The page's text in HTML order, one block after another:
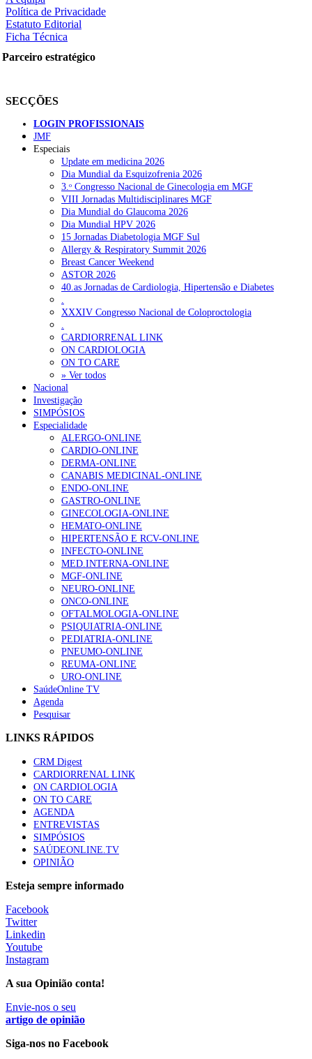
Partilhe nas redes sociais:
NOTÍCIAS RECENTES
Mais de 400 utentes beneficiaram de comparticipação reforçada
para tratamentos de infertilidade na Madeira
Sindicato acusa ULS São João de negar direitos de parentalidade
aos médicos 6 de Agosto, 2026
Sindicato critica exclusão dos técnicos na criação de novo curso
de emergência pré-hospitalar 6 de Agosto, 2026
Plataforma criada por estudantes apoia famílias após diagnóstico
de demência
ULS Alto Alentejo e IPO de Lisboa reforçam cooperação em
Oncologia, formação e investigação
NOTÍCIAS MAIS LIDAS
Enfermagem Forense. “Da urgência ao tribunal, cada
gesto conta e cada profissional faz a diferença”
202 visualizações
Alguns milhares de utentes podem ficar sem médico de
família com nova regras do registo, alerta associação
175 visualizações
Quase quatro em cada dez doentes com enfarte
apresentavam níveis elevados de Lp(a), revela estudo
86 visualizações
“Os programas de rastreio do cancro do pulmão são
custo-efetivos e representam um investimento
sustentável para os sistemas de saúde”
66 visualizações
Trodelvy aprovado para primeira linha no cancro da
elegíveis para inibidores PD-(L)1
61 visualizações
Especialistas defendem mais potássio na alimentação
para ajudar a controlar a hipertensão
57 visualizações
MAIS NOTÍCIAS
Mais de 400 utentes beneficiaram de comparticipação reforçada
para tratamentos de infertilidade na Madeira
6 Ago, 2026
Sindicato acusa ULS São João de negar direitos de
parentalidade aos médicos
6 Ago, 2026 0 Comments
Política de Privacidade
Estatuto Editorial
Ficha Técnica
Parceiro estratégico
SECÇÕES
LOGIN PROFISSIONAIS
JMF
Especiais
Update em medicina 2026
Dia Mundial da Esquizofrenia 2026
3.ᵒ Congresso Nacional de Ginecologia em MGF
VIII Jornadas Multidisciplinares MGF
Dia Mundial do Glaucoma 2026
Dia Mundial HPV 2026
15 Jornadas Diabetologia MGF Sul
Allergy & Respiratory Summit 2026
Breast Cancer Weekend
ASTOR 2026
40.as Jornadas de Cardiologia, Hipertensão e Diabetes
.
XXXIV Congresso Nacional de Coloproctologia
.
CARDIORRENAL LINK
ON CARDIOLOGIA
ON TO CARE
» Ver todos
Nacional
Investigação
SIMPÓSIOS
Especialidade
ALERGO-ONLINE
CARDIO-ONLINE
DERMA-ONLINE
CANABIS MEDICINAL-ONLINE
ENDO-ONLINE
GASTRO-ONLINE
GINECOLOGIA-ONLINE
HEMATO-ONLINE
HIPERTENSÃO E RCV-ONLINE
INFECTO-ONLINE
MED.INTERNA-ONLINE
MGF-ONLINE
NEURO-ONLINE
ONCO-ONLINE
OFTALMOLOGIA-ONLINE
PSIQUIATRIA-ONLINE
PEDIATRIA-ONLINE
PNEUMO-ONLINE
REUMA-ONLINE
URO-ONLINE
SaúdeOnline TV
Agenda
Pesquisar
LINKS RÁPIDOS
CRM Digest
CARDIORRENAL LINK
ON CARDIOLOGIA
ON TO CARE
AGENDA
ENTREVISTAS
SIMPÓSIOS
SAÚDEONLINE.TV
OPINIÃO
Esteja sempre informado
Facebook
Twitter
Linkedin
Youtube
Instagram
A sua Opinião conta!
Envie-nos o seu
artigo de opinião
Siga-nos no Facebook